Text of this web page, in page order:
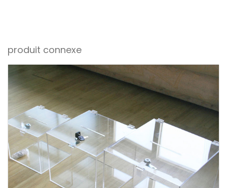
produit connexe